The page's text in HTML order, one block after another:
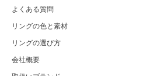
よくある質問
リングの色と素材
リングの選び方
会社概要